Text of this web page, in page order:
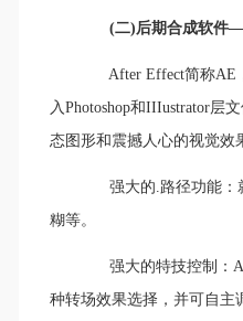
(二)后期合成软件
After Effect简称AE，
入Photoshop和IIIustrator层
态图形和震撼人心的视觉效
强大的.路径功能：就
糊等。
强大的特技控制：
种转场效果选择，并可自主